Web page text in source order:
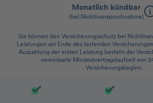
Monatlich kündbar
(bei Nichtinanspruchnahme)
Sie können den Versicherungsschutz bei
Leistungen am Ende des laufenden
Auszahlung der ersten Leistung besteht der
vereinbarte Mindestvertragslaufzeit von
Versicherungsbeginn.